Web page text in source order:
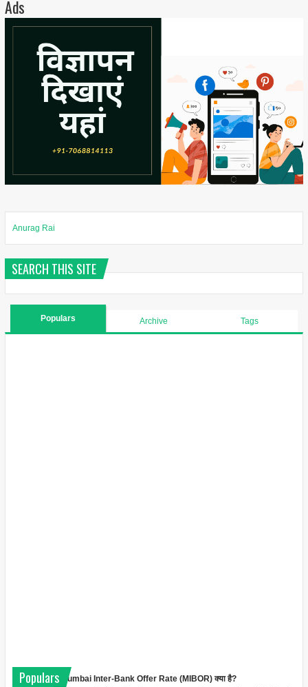
Ads
Anurag Rai
SEARCH THIS SITE
Populars Archive Tags
Populars
Mumbai Inter-Bank Offer Rate (MIBOR) क्या है?